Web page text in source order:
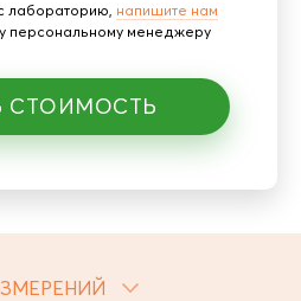
лабораторию, напишите нам
персональному менеджеру
СТОИМОСТЬ